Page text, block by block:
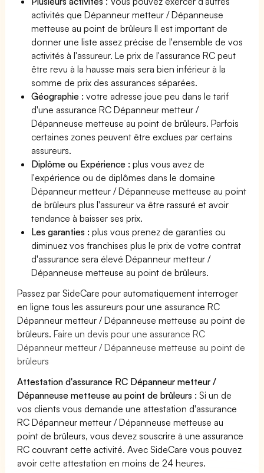
activités que Dépanneur metteur / Dépanneuse
metteuse au point de brûleurs Il est important de
donner une liste assez précise de l'ensemble de vos
activités à l'assureur. Le prix de l'assurance RC peut
être revu à la hausse mais sera bien inférieur à la
somme de prix des assurances séparées.
Géographie :votre adresse joue peu dans le tarif
d'une assurance RC Dépanneur metteur /
Dépanneuse metteuse au point de brûleurs. Parfois
certaines zones peuvent être exclues par certains
assureurs.
Diplôme ou Expérience :plus vous avez de
l'expérience ou de diplômes dans le domaine
Dépanneur metteur / Dépanneuse metteuse au point
de brûleurs plus l'assureur va être rassuré et avoir
tendance à baisser ses prix.
Les garanties :plus vous prenez de garanties ou
diminuez vos franchises plus le prix de votre contrat
d'assurance sera élevé Dépanneur metteur /
Dépanneuse metteuse au point de brûleurs.
Passez par SideCare pour automatiquement interroger
en ligne tous les assureurs pour une assurance RC
Dépanneur metteur / Dépanneuse metteuse au point de
brûleurs.Faire un devis pour une assurance RC
Dépanneur metteur / Dépanneuse metteuse au point de
brûleurs
Attestation d'assurance RC Dépanneur metteur /
Dépanneuse metteuse au point de brûleurs : Si un de
vos clients vous demande une attestation d'assurance
RC Dépanneur metteur / Dépanneuse metteuse au
point de brûleurs, vous devez souscrire à une assurance
RC couvrant cette activité. Avec SideCare vous pouvez
avoir cette attestation en moins de 24 heures.